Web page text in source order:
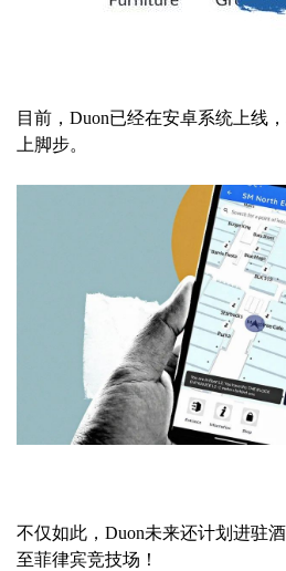
目前，Duon已经在安卓系统上线
上脚步。
不仅如此，Duon未来还计划进驻
至菲律宾竞技场！